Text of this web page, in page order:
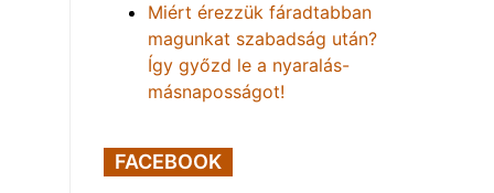
Miért érezzük fáradtabban
magunkat szabadság után?
Így győzd le a nyaralás-
másnaposságot!
FACEBOOK